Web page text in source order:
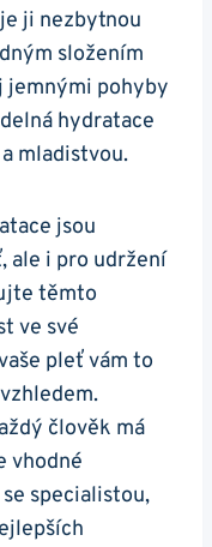
ji⁢ nezbytnou
‍složením
jemnými pohyby
hydratace
mladistvou.
jsou
ale i pro udržení​
těmto
ve své⁣
pleť ⁢vám to
člověk ​má
vhodné
specialistou,